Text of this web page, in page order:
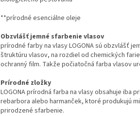
**prírodné esenciálne oleje
Obzvlášť jemné sfarbenie vlasov
prírodné farby na vlasy LOGONA sú obzvlášť
štruktúru vlasov, na rozdiel od chemických
ochranný film. Takže počiatočná farba vlasov
Prírodné zložky
LOGONA prírodná farba na vlasy obsahuje iba
rebarbora alebo harmanček, ktoré produkujú
prirodzené sfarbenie.